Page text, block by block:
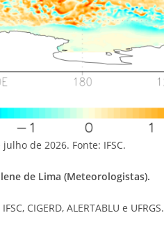
de 2026. Fonte: IFSC.
de Lima (Meteorologistas).
CIGERD, ALERTABLU e UFRGS.